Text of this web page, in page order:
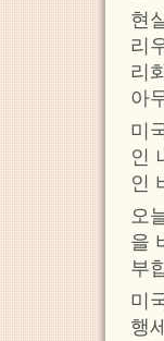
현
리
리
아
미
인
인
오
을
부
미
행